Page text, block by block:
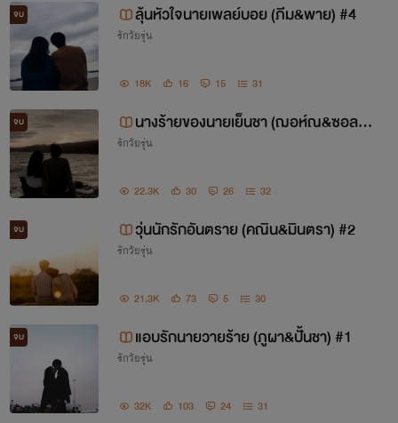
จบ ลุ้นหัวใจนายเพลย์บอย (ภีม&พาย) #4
รักวัยรุ่น
18K 16 15 31
จบ
นางร้ายของนายเย็นชา (ฌอห์ณ&ซอลญ่า)
#3
รักวัยรุ่น
22.3K 30 26 32
จบ วุ่นนักรักอันตราย (คณิน&มินตรา) #2
รักวัยรุ่น
21.3K 73 5 30
จบ แอบรักนายวายร้าย (ภูผา&ปั้นชา) #1
รักวัยรุ่น
32K 103 24 31